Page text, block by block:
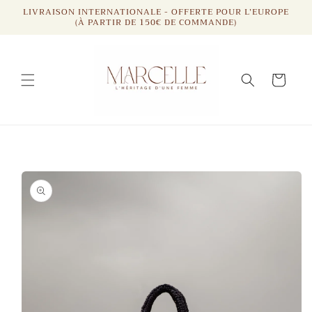
passer
LIVRAISON INTERNATIONALE - OFFERTE POUR L’EUROPE
(À PARTIR DE 150€ DE COMMANDE)
Panier
produits